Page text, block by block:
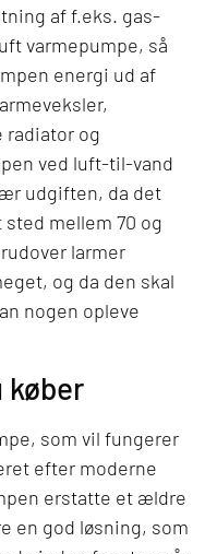
af f.eks. gas-
varmepumpe, så
energi ud af
radiator og
ved luft-til-vand
udgiften, da det
mellem 70 og
larmer
og da den skal
nogen opleve
køber
som vil fungerer
efter moderne
erstatte et ældre
en god løsning, som